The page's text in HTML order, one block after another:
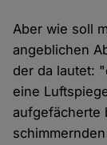
Aber wie soll
angeblichen
der da lautet:
eine
aufgefächerte